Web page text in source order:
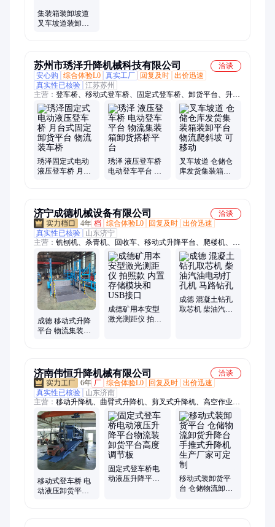
集装箱装卸坡道
叉车坡道装卸货
苏州市琇泽升降机械科技有限公司
洽谈
安心购
综合体验L0 真实工厂 回复及时 出价迅速
真实性已核验 江苏苏州
主营： 登车桥、移动式登车桥、固定式登车桥、卸货平台、升降
平台、液压登车桥
琇泽固定式电动
液压登车桥 月台
琇泽 液压登车桥
电动登车平台 物
叉车坡道 仓储仓
库发货集装箱装
济宁成德机械设备有限公司
洽谈
4年 档 综合体验L0 回复及时 出价迅速
真实性已核验
山东济宁
主营： 铣刨机、杀青机、回收车、移动式升降平台、爬楼机、钢
管调直机
成德 移动式升降
平台 物流集装箱
成德矿用本安型
激光测距仪 拍照
成德 混凝土钻孔
取芯机 柴油汽油
济南伟恒升降机械有限公司
洽谈
6年 厂 综合体验L0 回复及时 出价迅速
真实性已核验
山东济南
主营： 移动升降机、曲臂式升降机、剪叉式升降机、高空作业平
台、曲臂式升降平台、固定式升降机、固定剪叉升降机、货梯、
液压货梯、升降机、液压升降机、登车桥、固定登车桥、移动登
车桥、别墅电梯、家用电梯、液压升降货梯
移动式登车桥 电
动液压卸货平台
固定式登车桥电
动液压升降平台
移动式装卸货平
台 仓储物流卸货